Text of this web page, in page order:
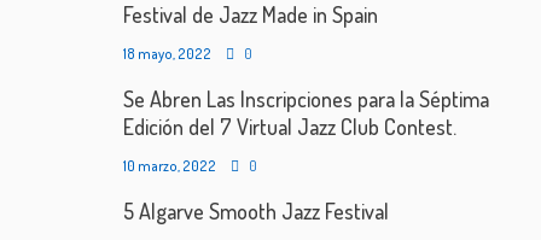
Festival de Jazz Made in Spain
18 mayo, 2022 0
Se Abren Las Inscripciones para la Séptima
Edición del 7 Virtual Jazz Club Contest.
10 marzo, 2022 0
5 Algarve Smooth Jazz Festival